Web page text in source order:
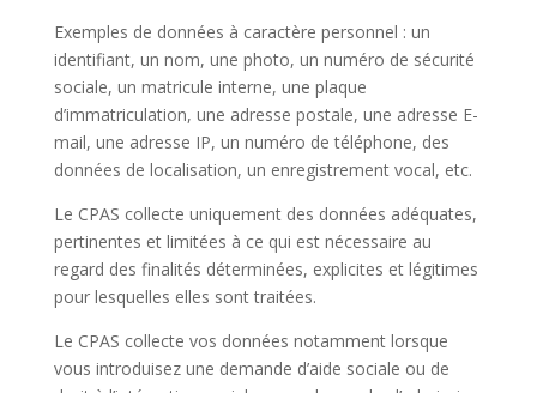
Exemples de données à caractère personnel : un
identifiant, un nom, une photo, un numéro de sécurité
sociale, un matricule interne, une plaque
d’immatriculation, une adresse postale, une adresse E-
mail, une adresse IP, un numéro de téléphone, des
données de localisation, un enregistrement vocal, etc.
Le CPAS collecte uniquement des données adéquates,
pertinentes et limitées à ce qui est nécessaire au
regard des finalités déterminées, explicites et légitimes
pour lesquelles elles sont traitées.
Le CPAS collecte vos données notamment lorsque
vous introduisez une demande d’aide sociale ou de